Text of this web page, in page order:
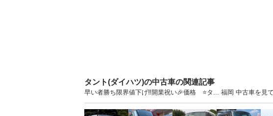
タント(ダイハツ)の中古車の関連記事
早い者勝ち限界値下げ‼️開業祝い🎉価格 ⭐️タ... 福岡 中古車を見